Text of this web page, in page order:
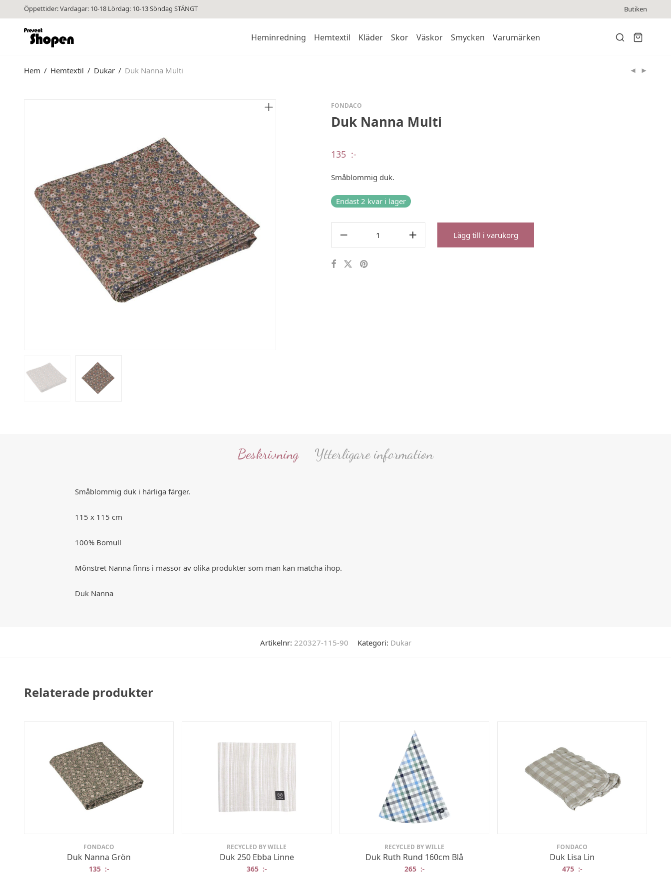
Öppettider: Vardagar: 10-18 Lördag: 10-13 Söndag STÄNGT Butiken
Heminredning Hemtextil Kläder Skor Väskor Smycken Varumärken
Hem / Hemtextil / Dukar / Duk Nanna Multi
FONDACO
Duk Nanna Multi
135 :-
Småblommig duk.
Endast 2 kvar i lager
Lägg till i varukorg
Beskrivning Ytterligare information
Småblommig duk i härliga färger.
115 x 115 cm
100% Bomull
Mönstret Nanna finns i massor av olika produkter som man kan matcha ihop.
Duk Nanna
Artikelnr: 220327-115-90 Kategori: Dukar
Relaterade produkter
FONDACO
Duk Nanna Grön
135 :-
RECYCLED BY WILLE
Duk 250 Ebba Linne
365 :-
RECYCLED BY WILLE
Duk Ruth Rund 160cm Blå
265 :-
FONDACO
Duk Lisa Lin
475 :-